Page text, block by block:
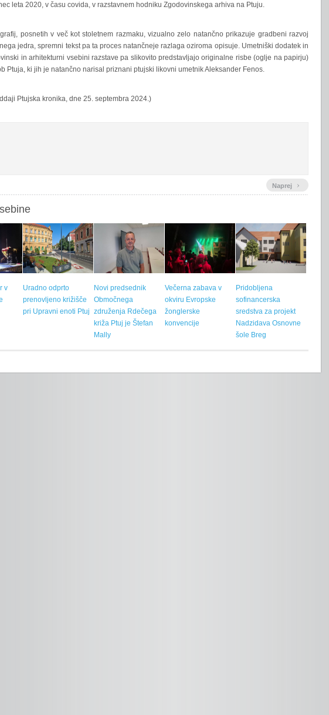
leta 2020, v času covida, v razstavnem hodniku Zgodovinskega arhiva na Ptuju.
posnetih v več kot stoletnem razmaku, vizualno zelo natančno prikazuje gradbeni razvoj
jedra, spremni tekst pa ta proces natančneje razlaga oziroma opisuje. Umetniški dodatek in
in arhitekturni vsebini razstave pa slikovito predstavljajo originalne risbe (oglje na papirju)
Ptuja, ki jih je natančno narisal priznani ptujski likovni umetnik Aleksander Fenos.
Ptujska kronika, dne 25. septembra 2024.)
Naprej ›
v
Uradno odprto
prenovljeno križišče
pri Upravni enoti Ptuj
Novi predsednik
Območnega
združenja Rdečega
križa Ptuj je Štefan
Mally
Večerna zabava v
okviru Evropske
žonglerske
konvencije
Pridobljena
sofinancerska
sredstva za projekt
Nadzidava Osnovne
šole Breg